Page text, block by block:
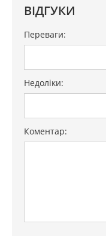
ВІДГУКИ
Переваги:
Недоліки:
Коментар: